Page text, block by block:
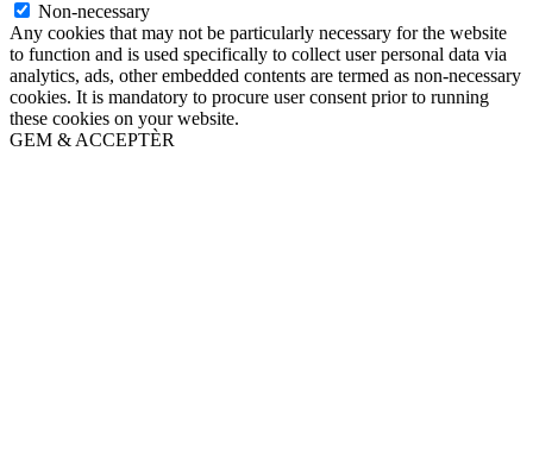
Non-necessary
Any cookies that may not be particularly necessary for the website
to function and is used specifically to collect user personal data via
analytics, ads, other embedded contents are termed as non-necessary
cookies. It is mandatory to procure user consent prior to running
these cookies on your website.
GEM & ACCEPTÈR